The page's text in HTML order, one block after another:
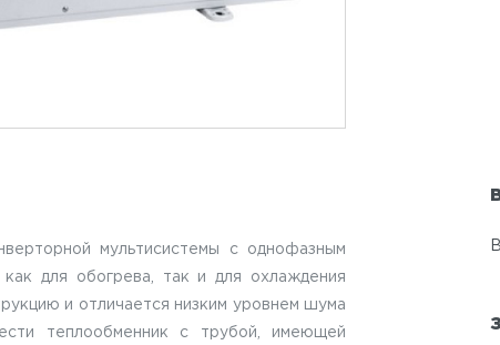
мультисистемы с однофазным
для обогрева, так и для охлаждения
и отличается низким уровнем шума
теплообменник с трубой, имеющей